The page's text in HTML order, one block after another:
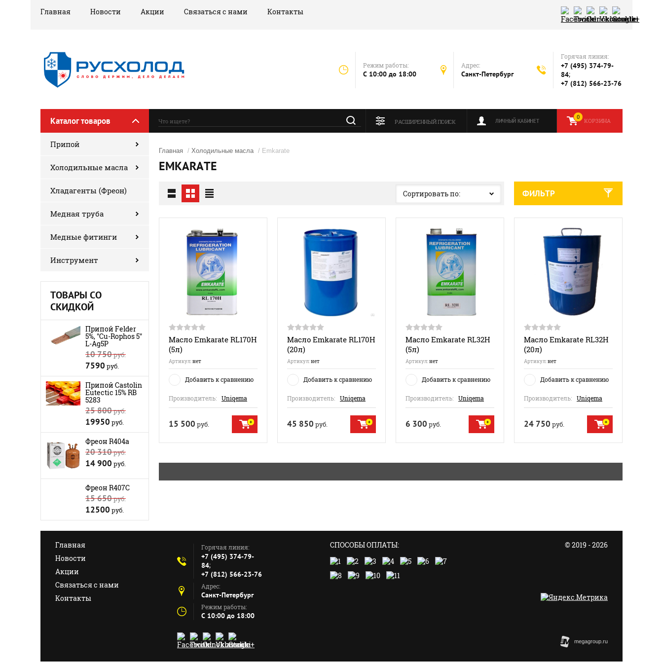
Главная Новости Акции Связаться с нами Контакты
Режим работы:
C 10:00 до 18:00
Адрес:
Санкт-Петербург
Горячая линия:
+7 (495) 374-79-
84;
+7 (812) 566-23-76
Каталог товаров КОРЗИНА
0
ЛИЧНЫЙ КАБИНЕТ
РАСШИРЕННЫЙ ПОИСК
Припой
Холодильные масла
Хладагенты (Фреон)
Медная труба
Медные фитинги
Инструмент
ТОВАРЫ СО
СКИДКОЙ
Припой Felder
5%, "Cu-Rophos 5"
L-Ag5P
10 750руб.
7590 руб.
Припой Castolin
Eutectic 15% RB
5283
25 800руб.
19950 руб.
Фреон R404a
20 310руб.
14 900 руб.
Фреон R407C
15 650руб.
12500 руб.
Главная / Холодильные масла / Emkarate
EMKARATE
Сортировать по: ФИЛЬТР
Масло Emkarate RL170H
(5л)
Артикул:нет
Добавить к сравнению
Производитель: Uniqema
15 500 руб.
Масло Emkarate RL170H
(20л)
Артикул:нет
Добавить к сравнению
Производитель: Uniqema
45 850 руб.
Масло Emkarate RL32H
(5л)
Артикул:нет
Добавить к сравнению
Производитель: Uniqema
6 300 руб.
Масло Emkarate RL32H
(20л)
Артикул:нет
Добавить к сравнению
Производитель: Uniqema
24 750 руб.
Главная
Новости
Акции
Связаться с нами
Контакты
Горячая линия:
+7 (495) 374-79-
84;
+7 (812) 566-23-76
Адрес:
Санкт-Петербург
Режим работы:
C 10:00 до 18:00
СПОСОБЫ ОПЛАТЫ: © 2019 - 2026